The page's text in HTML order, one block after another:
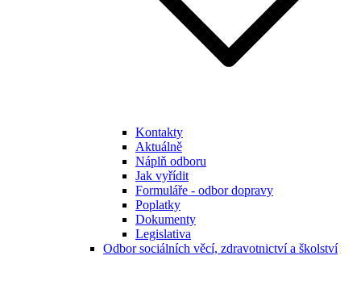
Kontakty
Aktuálně
Náplň odboru
Jak vyřídit
Formuláře - odbor dopravy
Poplatky
Dokumenty
Legislativa
Odbor sociálních věcí, zdravotnictví a školství